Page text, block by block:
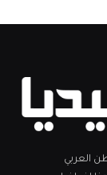
العربي